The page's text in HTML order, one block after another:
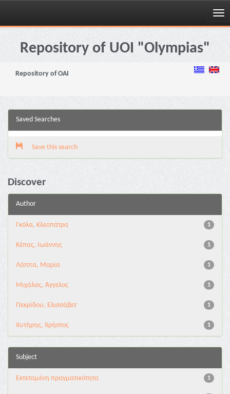
Skip
navigationRepository of UOI "Olympias"
Repository of OAI
Saved Searches
Save this search
Discover
Author
1
Γκόλα, Κλεοπάτρα
1
Κέπας, Ιωάννης
1
Λάππα, Μαρία
1
Μιχάλας, Άγγελος
1
Πεκρίδου, Ελισσάβετ
1
Χυτήρης, Χρήστος
Subject
1
Εκτεταμένη πραγματικότητα